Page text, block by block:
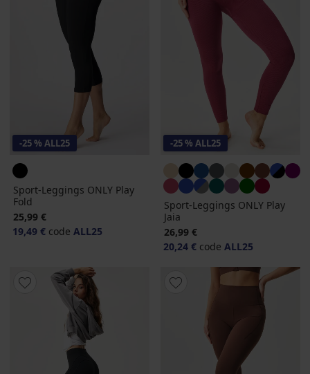
-25 % ALL25
Sport-Leggings ONLY Play
Fold
25,99 €
19,49 € code ALL25
-25 % ALL25
Sport-Leggings ONLY Play
Jaia
26,99 €
20,24 € code ALL25